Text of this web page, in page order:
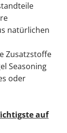
natürlichen
Zusatzstoffe
Seasoning
oder
auf